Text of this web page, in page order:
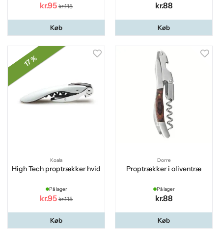
kr.95 kr.115
Køb
kr.88
Køb
17 %
Koala
High Tech proptrækker hvid
På lager
kr.95 kr.115
Køb
Dorre
Proptrækker i oliventræ
På lager
kr.88
Køb